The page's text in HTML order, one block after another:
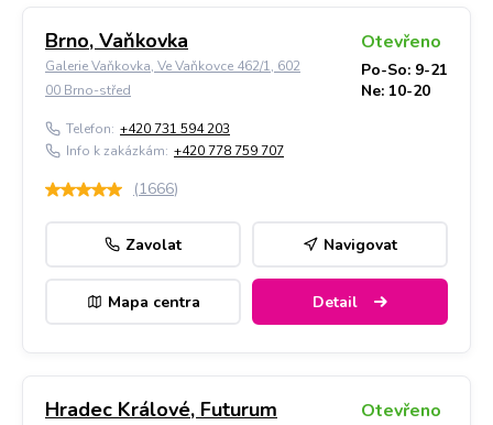
Brno, Vaňkovka
Galerie Vaňkovka, Ve Vaňkovce 462/1, 602
00 Brno-střed
Otevřeno
Po-So: 9-21
Ne: 10-20
Telefon: +420 731 594 203
Info k zakázkám: +420 778 759 707
(1666)
Zavolat Navigovat
Mapa centra Detail
Hradec Králové, Futurum Otevřeno